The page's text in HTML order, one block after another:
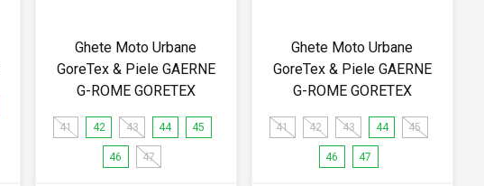
Ghete Moto Urbane
GoreTex & Piele GAERNE
G-ROME GORETEX
41 42 43 44 45
46 47
Ghete Moto Urbane
GoreTex & Piele GAERNE
G-ROME GORETEX
41 42 43 44 45
46 47